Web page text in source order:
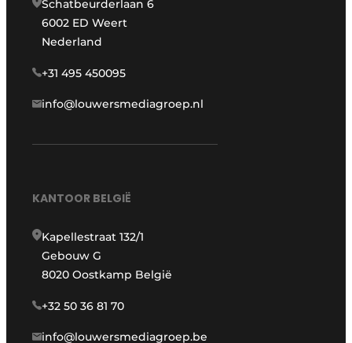
Schatbeurderlaan 6
6002 ED Weert
Nederland
+31 495 450095
info@louwersmediagroep.nl
KANTOOR BELGIË
Kapellestraat 132/1
Gebouw G
8020 Oostkamp België
+32 50 36 81 70
info@louwersmediagroep.be